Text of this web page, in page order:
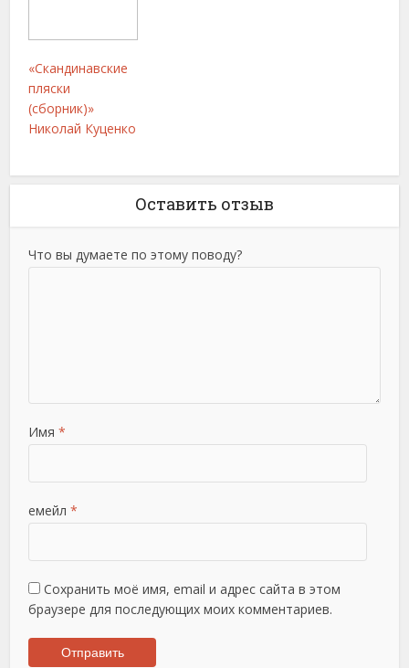
«Скандинавские
пляски
(сборник)»
Николай Куценко
Оставить отзыв
Что вы думаете по этому поводу?
Имя *
емейл *
Сохранить моё имя, email и адрес сайта в этом
браузере для последующих моих комментариев.